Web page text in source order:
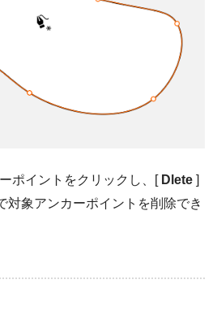
ポイントをクリックし、[ Dlete ]
対象アンカーポイントを削除でき